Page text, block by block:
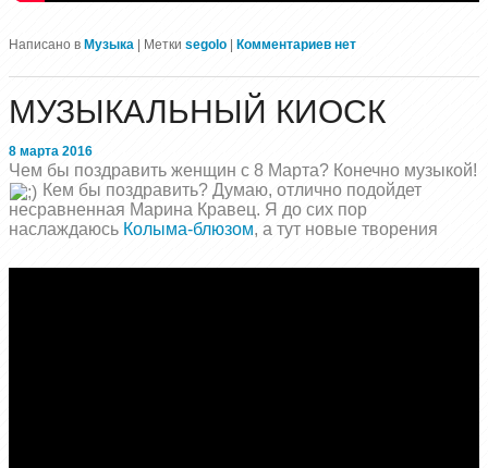
Написано в Музыка Метки segolo Комментариев нет
МУЗЫКАЛЬНЫЙ КИОСК
8 марта 2016
Чем бы поздравить женщин с 8 Марта? Конечно музыкой!
Кем бы поздравить? Думаю, отлично подойдет
несравненная Марина Кравец. Я до сих пор
наслаждаюсь Колыма-блюзом, а тут новые творения